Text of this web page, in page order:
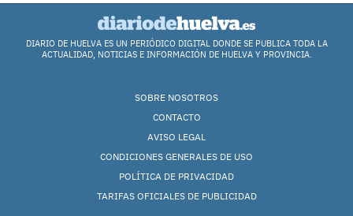
DIARIO DE HUELVA ES UN PERIÓDICO DIGITAL DONDE SE PUBLICA TODA LA
ACTUALIDAD, NOTICIAS E INFORMACIÓN DE HUELVA Y PROVINCIA.
SOBRE NOSOTROS
CONTACTO
AVISO LEGAL
CONDICIONES GENERALES DE USO
POLÍTICA DE PRIVACIDAD
TARIFAS OFICIALES DE PUBLICIDAD